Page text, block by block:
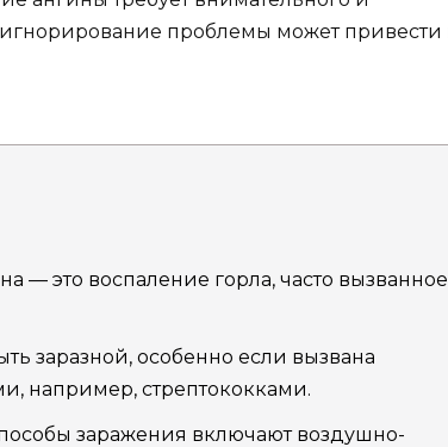
игнорирование проблемы может привести
— это воспаление горла, часто вызванное
заразной, особенно если вызвана
например, стрептококками.
заражения включают воздушно-